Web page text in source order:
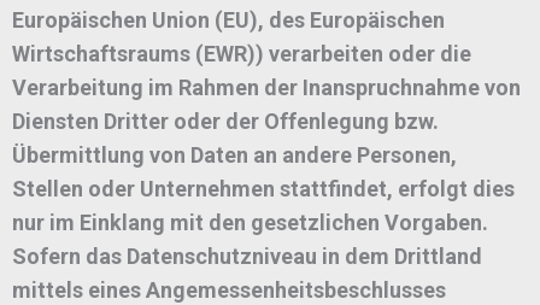
Europäischen Union (EU), des Europäischen
Wirtschaftsraums (EWR)) verarbeiten oder die
Verarbeitung im Rahmen der Inanspruchnahme von
Diensten Dritter oder der Offenlegung bzw.
Übermittlung von Daten an andere Personen,
Stellen oder Unternehmen stattfindet, erfolgt dies
nur im Einklang mit den gesetzlichen Vorgaben.
Sofern das Datenschutzniveau in dem Drittland
mittels eines Angemessenheitsbeschlusses